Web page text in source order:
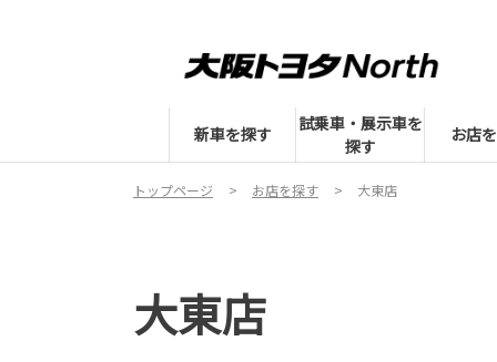
新車を探す
試乗車・展示車を
探す
お店
トップページ お店を探す 大東店
大東店